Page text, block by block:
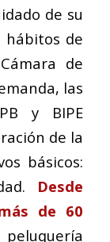
de su
hábitos de
de
las
y BIPE
de la
básicos:
Desde
de 60
peluquería